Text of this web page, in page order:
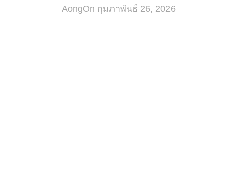
AongOn กุมภาพันธ์ 26, 2026